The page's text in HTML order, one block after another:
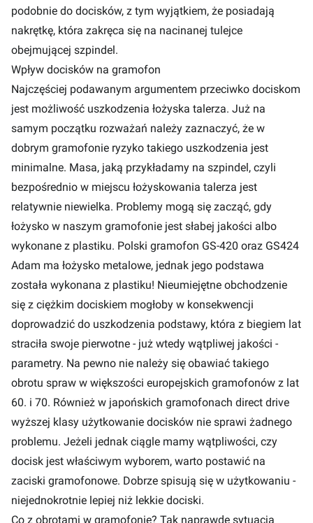
podobnie do docisków, z tym wyjątkiem, że posiadają
nakrętkę, która zakręca się na nacinanej tulejce
obejmującej szpindel.
Wpływ docisków na gramofon
Najczęściej podawanym argumentem przeciwko dociskom
jest możliwość uszkodzenia łożyska talerza. Już na
samym początku rozważań należy zaznaczyć, że w
dobrym gramofonie ryzyko takiego uszkodzenia jest
minimalne. Masa, jaką przykładamy na szpindel, czyli
bezpośrednio w miejscu łożyskowania talerza jest
relatywnie niewielka. Problemy mogą się zacząć, gdy
łożysko w naszym gramofonie jest słabej jakości albo
wykonane z plastiku. Polski gramofon GS-420 oraz GS424
Adam ma łożysko metalowe, jednak jego podstawa
została wykonana z plastiku! Nieumiejętne obchodzenie
się z ciężkim dociskiem mogłoby w konsekwencji
doprowadzić do uszkodzenia podstawy, która z biegiem lat
straciła swoje pierwotne - już wtedy wątpliwej jakości -
parametry. Na pewno nie należy się obawiać takiego
obrotu spraw w większości europejskich gramofonów z lat
60. i 70. Również w japońskich gramofonach direct drive
wyższej klasy użytkowanie docisków nie sprawi żadnego
problemu. Jeżeli jednak ciągle mamy wątpliwości, czy
docisk jest właściwym wyborem, warto postawić na
zaciski gramofonowe. Dobrze spisują się w użytkowaniu -
niejednokrotnie lepiej niż lekkie dociski.
Co z obrotami w gramofonie? Tak naprawdę sytuacja